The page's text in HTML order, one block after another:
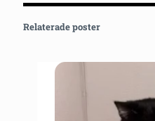
Relaterade poster